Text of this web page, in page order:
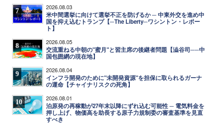
7 2026.08.03
米中間選挙に向けて選挙不正を防げるか ─ 中東外交を進め中
国を抑え込むトランプ【─The Liberty─ワシントン・レポー
ト】
8 2026.08.05
交流重ねる中朝の"蜜月"と習主席の後継者問題【澁谷司──中
国包囲網の現在地】
9 2026.08.04
インフラ開発のために"未開発資源"を担保に取られるガーナ
の運命【チャイナリスクの死角】
10 2026.08.01
泊原発の再稼動が27年末以降にずれ込む可能性 ─ 電気料金を
押し上げ、物価高を助長する原子力規制委の審査基準を見直
すべき